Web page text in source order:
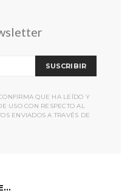
SUSCRIBIR
QUE HA LEÍDO Y
USO CON RESPECTO AL
ENVIADOS A TRAVÉS DE